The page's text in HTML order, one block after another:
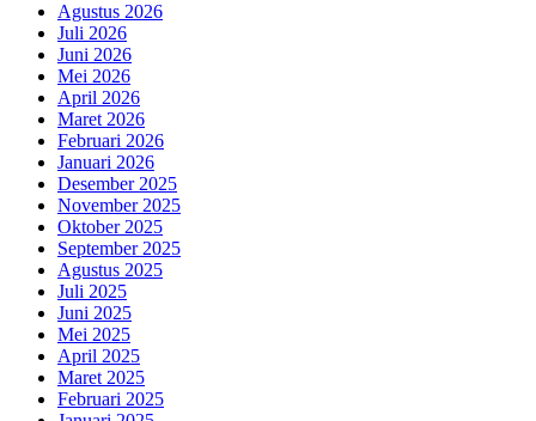
Agustus 2026
Juli 2026
Juni 2026
Mei 2026
April 2026
Maret 2026
Februari 2026
Januari 2026
Desember 2025
November 2025
Oktober 2025
September 2025
Agustus 2025
Juli 2025
Juni 2025
Mei 2025
April 2025
Maret 2025
Februari 2025